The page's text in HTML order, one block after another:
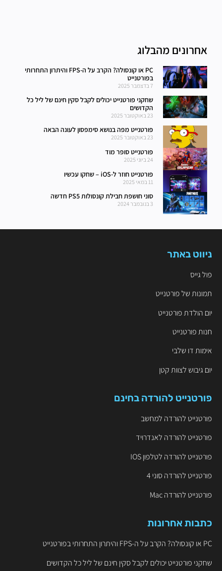
אחרונים מהבלוג
PC או קונסולה? הקרב על ה-FPS והיתרון התחרותי
בפורטנייט
7 בדצמבר 2025
שחקני פורטנייט יכולים לקבל סקין חינם של ליל כל
הקדושים
23 באוקטובר 2025
פורטנייט מפה בנושא סימפסון לעונה הבאה
23 באוקטובר 2025
פורטנייט סופר מוד
24 ביוני 2025
פורטנייט חוזר ל-iOS – שחקו עכשיו
11 במאי 2025
סוני חושפת חבילת קונסולות PS5 חדשה
3 בנובמבר 2024
ניווט באתר
פול גייס
תמונות של פורטנייט
יום הולדת פורטנייט
חנות פורטנייט
אימות דו שלבי
יום גיבוש לצוות קטן
פורטנייט להורדה בחינם
פורטנייט להורדה למחשב
פורטנייט להורדה לאנדרויד
פורטנייט להורדה לטלפון IOS
פורטנייט להורדה סוני 4
פורטנייט להורדה Mac
כתבות אחרונות
PC או קונסולה? הקרב על ה-FPS והיתרון התחרותי בפורטנייט
שחקני פורטנייט יכולים לקבל סקין חינם של ליל כל הקדושים